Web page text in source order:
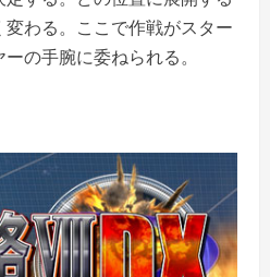
わる。ここで作戦がスター
の手腕に委ねられる。